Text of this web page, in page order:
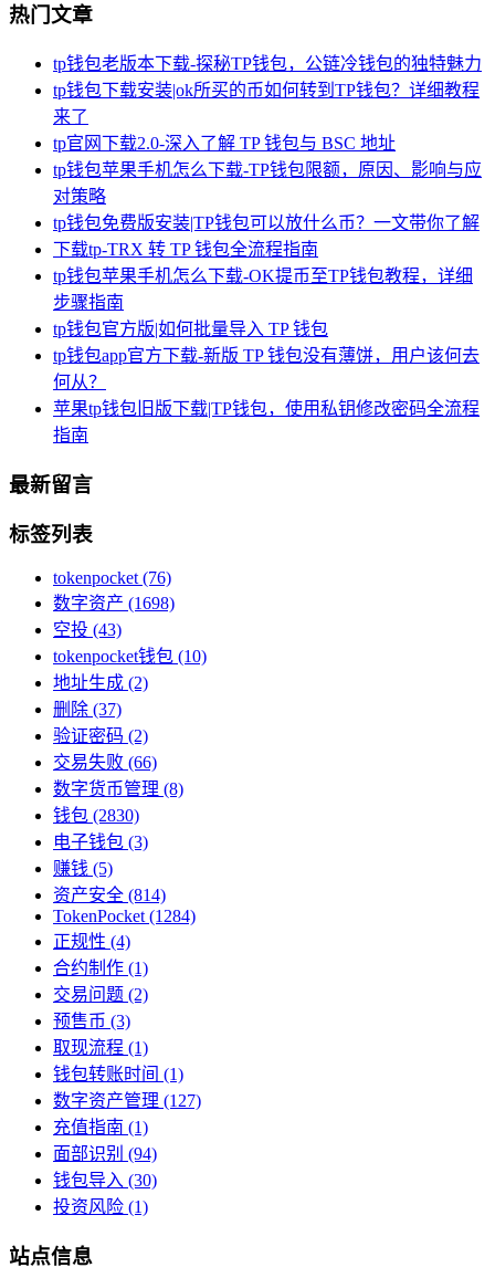
热门文章
tp钱包老版本下载-探秘TP钱包，公链冷钱包的独特魅力
tp钱包下载安装|ok所买的币如何转到TP钱包？详细教程
来了
tp官网下载2.0-深入了解 TP 钱包与 BSC 地址
tp钱包苹果手机怎么下载-TP钱包限额，原因、影响与应
对策略
tp钱包免费版安装|TP钱包可以放什么币？一文带你了解
下载tp-TRX 转 TP 钱包全流程指南
tp钱包苹果手机怎么下载-OK提币至TP钱包教程，详细
步骤指南
tp钱包官方版|如何批量导入 TP 钱包
tp钱包app官方下载-新版 TP 钱包没有薄饼，用户该何去
何从？
苹果tp钱包旧版下载|TP钱包，使用私钥修改密码全流程
指南
最新留言
标签列表
tokenpocket (76)
数字资产 (1698)
空投 (43)
tokenpocket钱包 (10)
地址生成 (2)
删除 (37)
验证密码 (2)
交易失败 (66)
数字货币管理 (8)
钱包 (2830)
电子钱包 (3)
赚钱 (5)
资产安全 (814)
TokenPocket (1284)
正规性 (4)
合约制作 (1)
交易问题 (2)
预售币 (3)
取现流程 (1)
钱包转账时间 (1)
数字资产管理 (127)
充值指南 (1)
面部识别 (94)
钱包导入 (30)
投资风险 (1)
站点信息